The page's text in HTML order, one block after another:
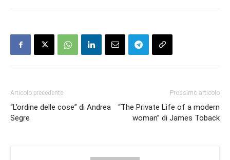
Articolo precedente
“L’ordine delle cose” di Andrea
Segre
Prossimo articolo
“The Private Life of a modern
woman” di James Toback